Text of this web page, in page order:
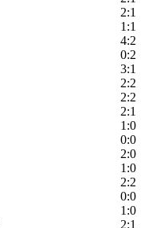
2:1
1:1
4:2
0:2
3:1
2:2
2:2
2:1
1:0
0:0
2:0
1:0
2:2
0:0
1:0
2:1